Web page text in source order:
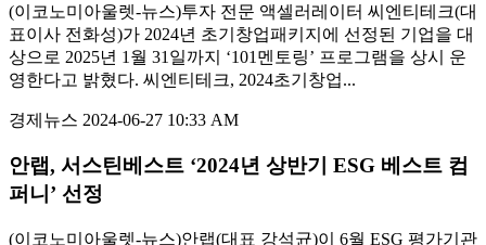
(이코노미아울렛-뉴스)투자 전문 액셀러레이터 씨엔티테크(대
표이사 전화성)가 2024년 초기창업패키지에 선정된 기업을 대
상으로 2025년 1월 31일까지 ‘101멘토링’ 프로그램을 상시 운
영한다고 밝혔다. 씨엔티테크, 2024초기창업...
경제뉴스 2024-06-27 10:33 AM
안랩, 서스틴베스트 ‘2024년 상반기 ESG 베스트 컴
퍼니’ 선정
(이코노미아울렛-뉴스)안랩(대표 강석균)이 6월 ESG 평가기관